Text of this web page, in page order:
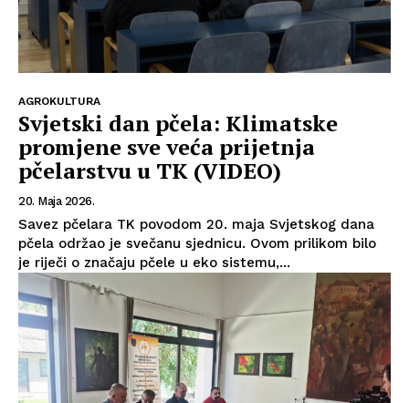
AGROKULTURA
Svjetski dan pčela: Klimatske
promjene sve veća prijetnja
pčelarstvu u TK (VIDEO)
20. Maja 2026.
Savez pčelara TK povodom 20. maja Svjetskog dana
pčela održao je svečanu sjednicu. Ovom prilikom bilo
je riječi o značaju pčele u eko sistemu,...